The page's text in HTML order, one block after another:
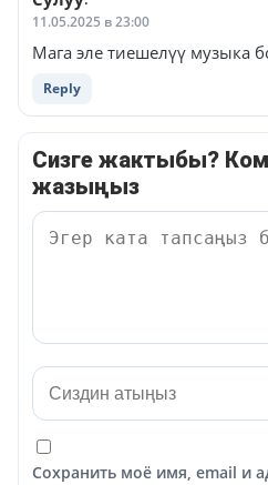
11.05.2025 в 23:00
Мага эле тиешелүү музыка
Reply
Сизге жактыбы?
жазыңыз
Сохранить моё имя, email и